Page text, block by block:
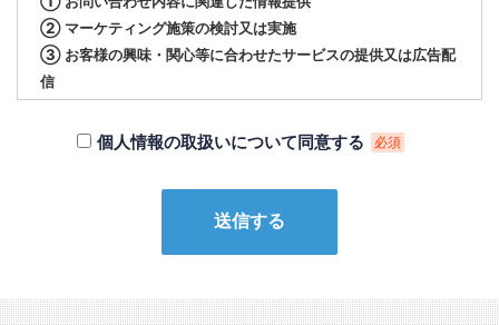
② マーケティング施策の検討又は実施
③ お客様の興味・関心等に合わせたサービスの提供又は広告配
信
当社は、下記の場合を除いて個人情報を第三者に提供すること
（この場合においても、適切な社内手続を経て行います）
個人情報の取扱いについて同意する 必須